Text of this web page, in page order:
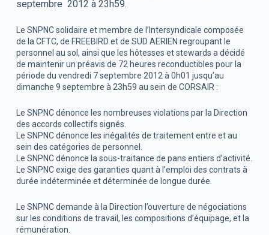
septembre 2012 à 23h59.
Le SNPNC solidaire et membre de l’Intersyndicale composée
de la CFTC, de FREEBIRD et de SUD AERIEN regroupant le
personnel au sol, ainsi que les hôtesses et stewards a décidé
de maintenir un préavis de 72 heures reconductibles pour la
période du vendredi 7 septembre 2012 à 0h01 jusqu’au
dimanche 9 septembre à 23h59 au sein de CORSAIR :
Le SNPNC dénonce les nombreuses violations par la Direction
des accords collectifs signés.
Le SNPNC dénonce les inégalités de traitement entre et au
sein des catégories de personnel.
Le SNPNC dénonce la sous-traitance de pans entiers d’activité.
Le SNPNC exige des garanties quant à l’emploi des contrats à
durée indéterminée et déterminée de longue durée.
Le SNPNC demande à la Direction l’ouverture de négociations
sur les conditions de travail, les compositions d’équipage, et la
rémunération.